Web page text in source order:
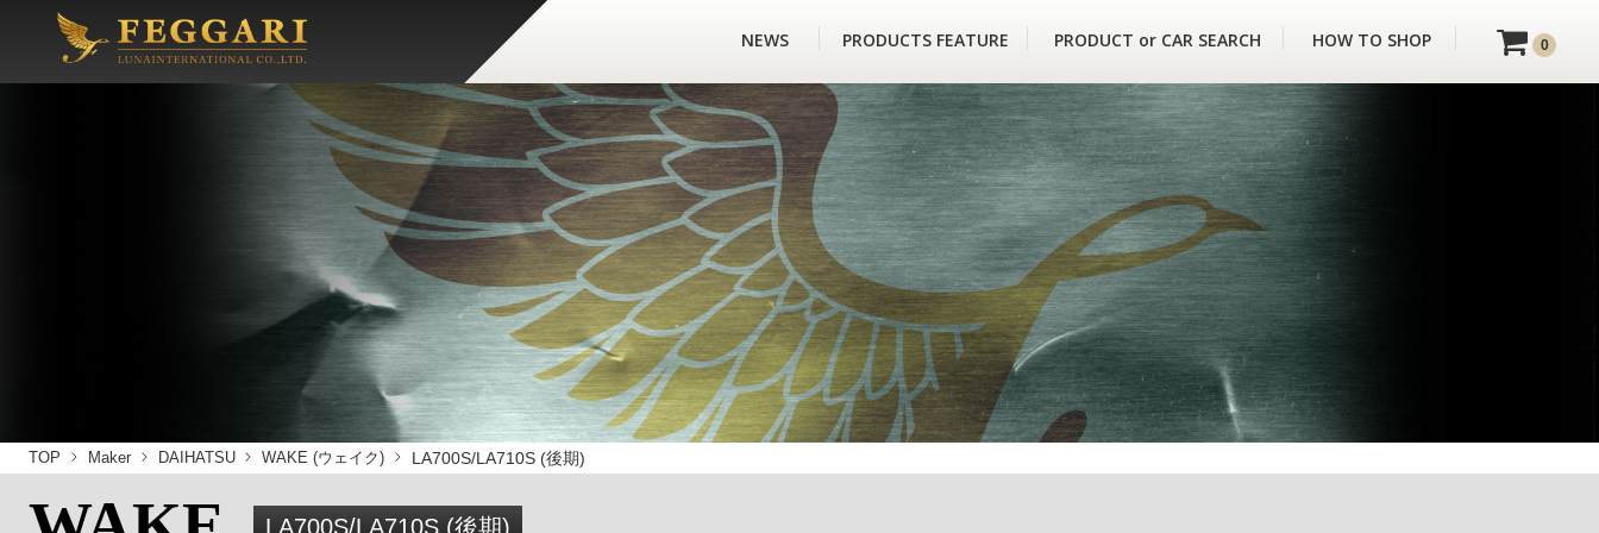
0
NEWS PRODUCTS FEATURE PRODUCT or CAR SEARCH HOW TO SHOP
TOP Maker DAIHATSU WAKE (ウェイク) LA700S/LA710S (後期)
LA700S/LA710S (後期)